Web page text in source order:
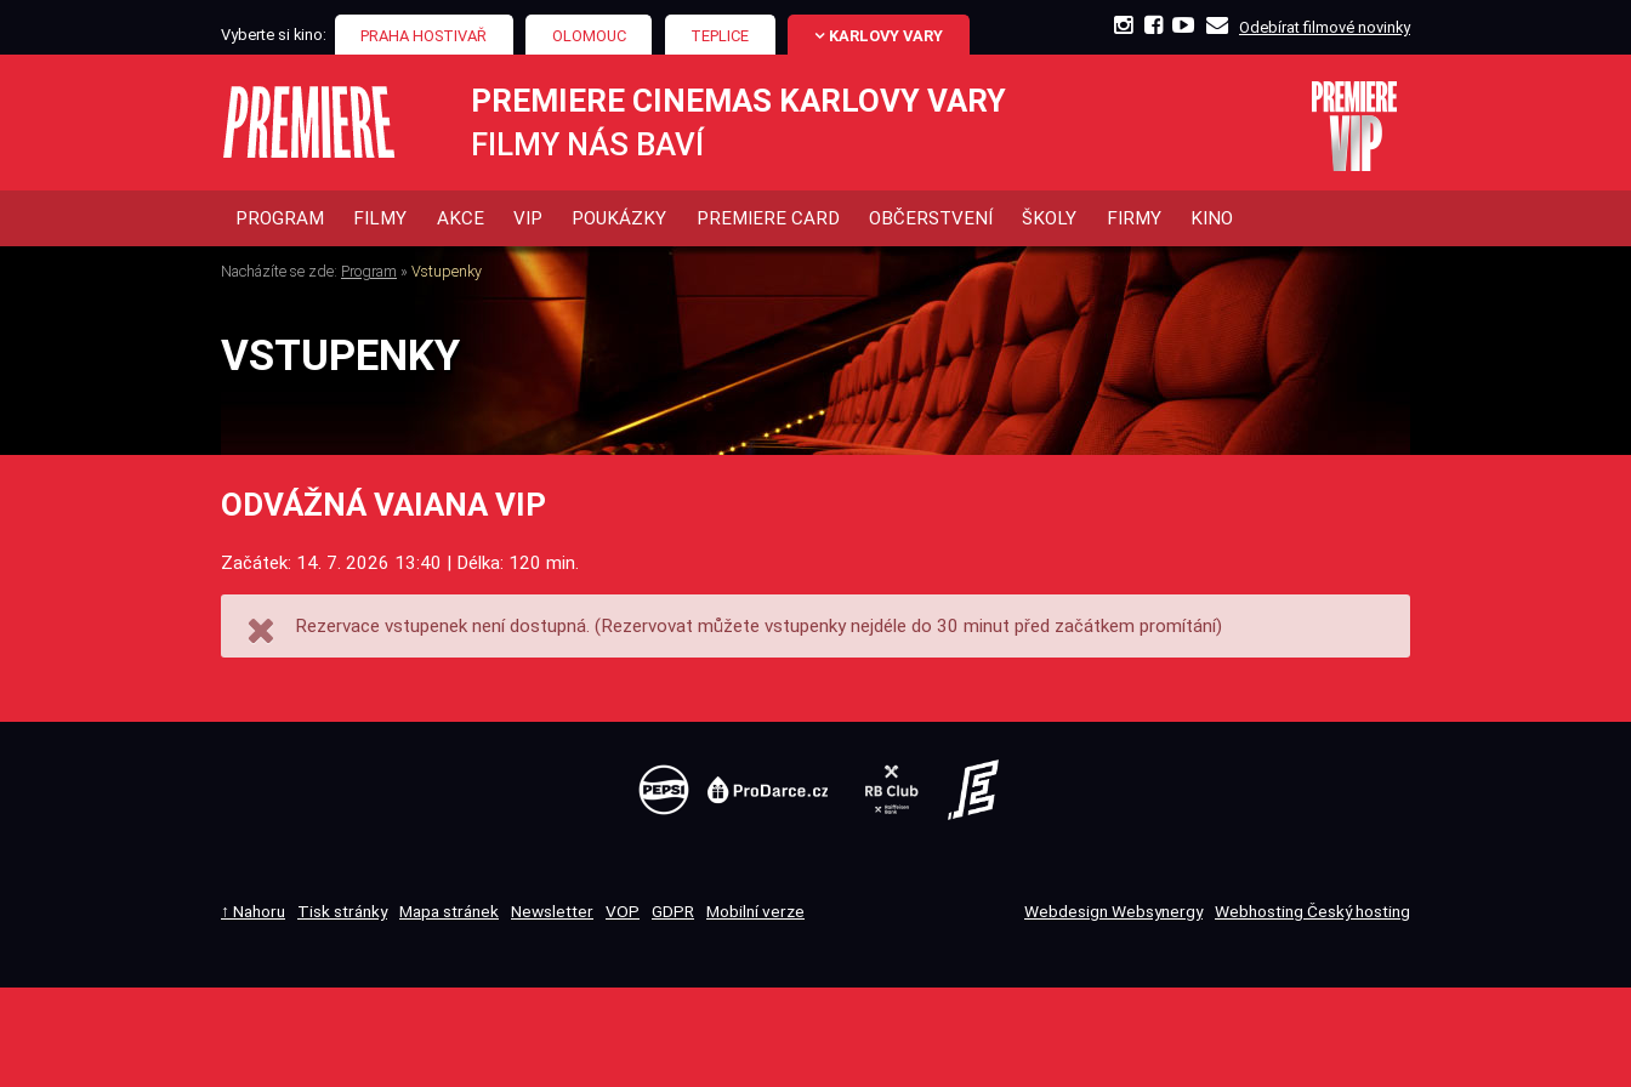
Vyberte si kino: PRAHA HOSTIVAŘ OLOMOUC TEPLICE KARLOVY VARY Odebírat filmové novinky
PREMIERE CINEMAS KARLOVY VARY
FILMY NÁS BAVÍ
PROGRAM FILMY AKCE VIP POUKÁZKY PREMIERE CARD OBČERSTVENÍ ŠKOLY FIRMY KINO
Nacházíte se zde: Program » Vstupenky
VSTUPENKY
ODVÁŽNÁ VAIANA VIP
Začátek: 14. 7. 2026 13:40 | Délka: 120 min.
Rezervace vstupenek není dostupná. (Rezervovat můžete vstupenky nejdéle do 30 minut před začátkem promítání)
↑ Nahoru Tisk stránky Mapa stránek Newsletter VOP GDPR Mobilní verze Webdesign Websynergy Webhosting Český hosting